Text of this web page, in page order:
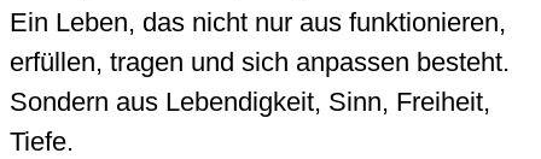
Ein Leben, das nicht nur aus funktionieren,
erfüllen, tragen und sich anpassen besteht.
Sondern aus Lebendigkeit, Sinn, Freiheit,
Tiefe.